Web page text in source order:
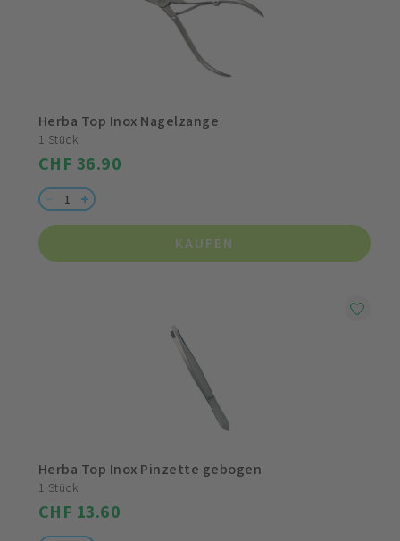
Herba Top Inox Nagelzange
1 Stück
CHF 36.90
KAUFEN
Herba Top Inox Pinzette gebogen
1 Stück
CHF 13.60